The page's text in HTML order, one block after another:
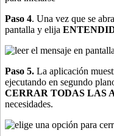
Paso 4. Una vez que se
pantalla y elija
Paso 5. La aplicación
ejecutando en segundo
CERRAR TODAS LAS
necesidades.